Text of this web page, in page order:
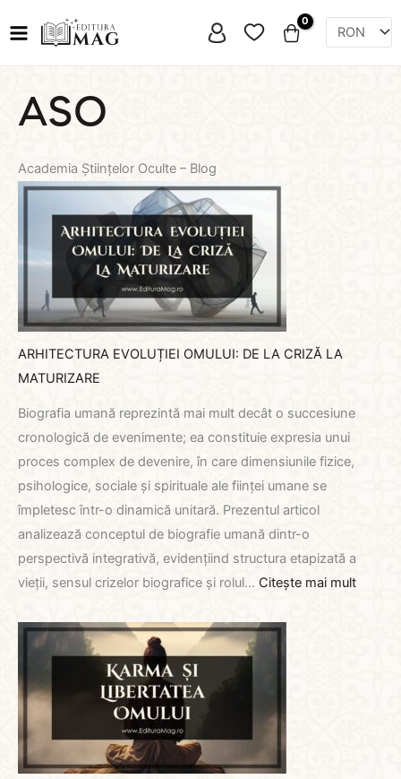
to
Favorite
ASO
Academia Științelor Oculte – Blog
ARHITECTURA EVOLUȚIEI OMULUI: DE LA CRIZĂ LA
MATURIZARE
Biografia umană reprezintă mai mult decât o succesiune
cronologică de evenimente; ea constituie expresia unui
proces complex de devenire, în care dimensiunile fizice,
psihologice, sociale și spirituale ale ființei umane se
împletesc într-o dinamică unitară. Prezentul articol
analizează conceptul de biografie umană dintr-o
perspectivă integrativă, evidențiind structura etapizată a
vieții, sensul crizelor biografice și rolul… Citește mai mult: